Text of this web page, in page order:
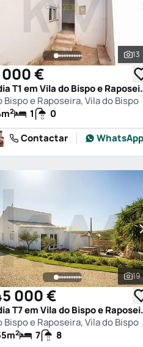
13
000 €
Moradia T1 em
Bispo e Raposeira, Vila do Bispo
m2 1
0
Contactar
WhatsApp
19
000 €
Moradia T7
Bispo e Raposeira, Vila do Bispo
m2 7
8